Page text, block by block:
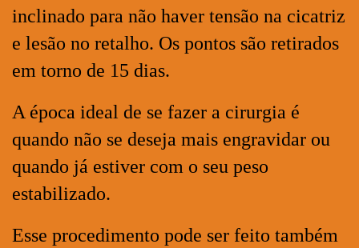
inclinado para não haver tensão na cicatriz
e lesão no retalho. Os pontos são retirados
em torno de 15 dias.
A época ideal de se fazer a cirurgia é
quando não se deseja mais engravidar ou
quando já estiver com o seu peso
estabilizado.
Esse procedimento pode ser feito também